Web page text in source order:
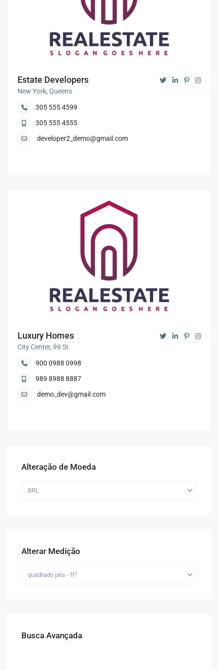
Estate Developers
New York, Queens
305 555 4599
305 555 4555
developer2_demo@gmail.com
Luxury Homes
City Center, 99 St
900 0988 0998
989 8988 8887
demo_dev@gmail.com
Alteração de Moeda
BRL
Alterar Medição
quadrado pés - ft2
Busca Avançada